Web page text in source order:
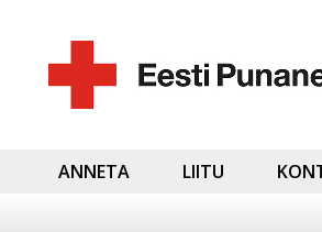
ANNETA LIITU